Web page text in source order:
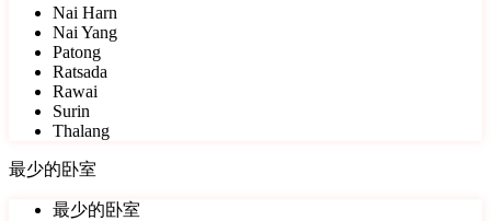
Nai Harn
Nai Yang
Patong
Ratsada
Rawai
Surin
Thalang
最少的卧室
最少的卧室